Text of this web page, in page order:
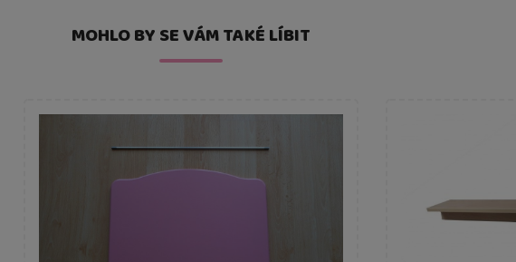
MOHLO BY SE VÁM TAKÉ LÍBIT